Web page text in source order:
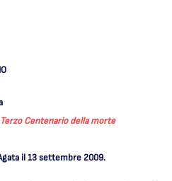
Centenario della morte
il 13 settembre 2009.